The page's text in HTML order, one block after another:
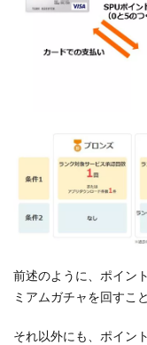
前述のように、ポイン
ミアムガチャを回すこ
それ以外にも、ポイン